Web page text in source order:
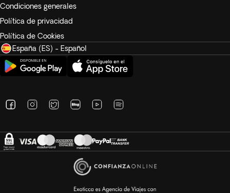
Condiciones generales
Política de privacidad
Política de Cookies
España (ES) - Español